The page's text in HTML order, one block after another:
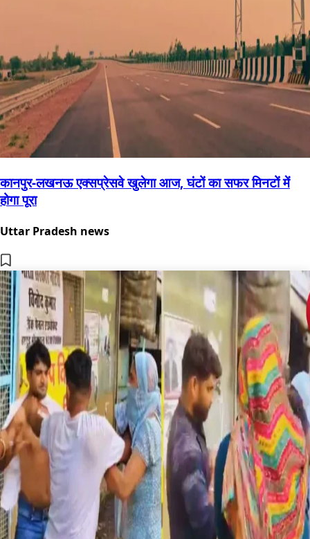
कानपुर-लखनऊ एक्सप्रेसवे खुलेगा आज, घंटों का सफर मिनटों में
होगा पूरा
Uttar Pradesh news